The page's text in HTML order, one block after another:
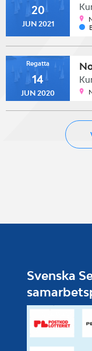
20
JUN 2021
Regatta
14
JUN 2020
Svenska